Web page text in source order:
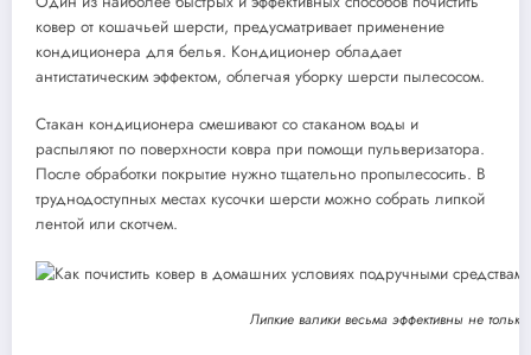
ковер от кошачьей шерсти, предусматривает применение
кондиционера для белья. Кондиционер обладает
антистатическим эффектом, облегчая уборку шерсти пылесосом.
Стакан кондиционера смешивают со стаканом воды и
распыляют по поверхности ковра при помощи пульверизатора.
После обработки покрытие нужно тщательно пропылесосить. В
труднодоступных местах кусочки шерсти можно собрать липкой
лентой или скотчем.
Липкие валики весьма эффективны не